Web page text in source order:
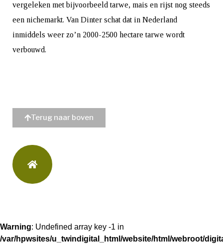
vergeleken met bijvoorbeeld tarwe, mais en rijst nog steeds
een nichemarkt. Van Dinter schat dat in Nederland
inmiddels weer zo’n 2000-2500 hectare tarwe wordt
verbouwd.
Terug naar boven
Warning: Undefined array key -1 in
/var/hpwsites/u_twindigital_html/website/html/webroot/